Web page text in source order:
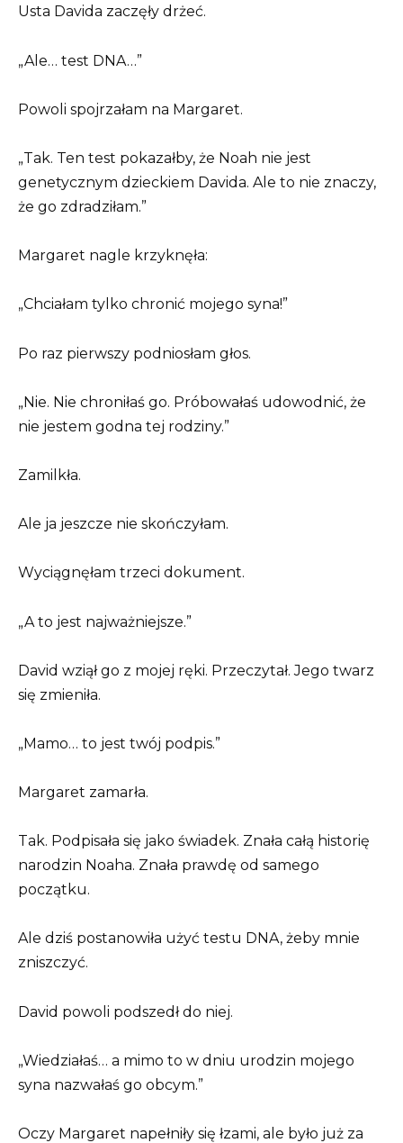
Usta Davida zaczęły drżeć.
„Ale… test DNA…”
Powoli spojrzałam na Margaret.
„Tak. Ten test pokazałby, że Noah nie jest
genetycznym dzieckiem Davida. Ale to nie znaczy,
że go zdradziłam.”
Margaret nagle krzyknęła:
„Chciałam tylko chronić mojego syna!”
Po raz pierwszy podniosłam głos.
„Nie. Nie chroniłaś go. Próbowałaś udowodnić, że
nie jestem godna tej rodziny.”
Zamilkła.
Ale ja jeszcze nie skończyłam.
Wyciągnęłam trzeci dokument.
„A to jest najważniejsze.”
David wziął go z mojej ręki. Przeczytał. Jego twarz
się zmieniła.
„Mamo… to jest twój podpis.”
Margaret zamarła.
Tak. Podpisała się jako świadek. Znała całą historię
narodzin Noaha. Znała prawdę od samego
początku.
Ale dziś postanowiła użyć testu DNA, żeby mnie
zniszczyć.
David powoli podszedł do niej.
„Wiedziałaś… a mimo to w dniu urodzin mojego
syna nazwałaś go obcym.”
Oczy Margaret napełniły się łzami, ale było już za